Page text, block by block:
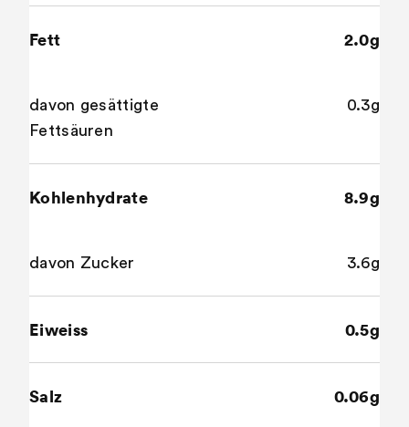
Fett 2.0g
davon gesättigte
Fettsäuren
0.3g
Kohlenhydrate 8.9g
davon Zucker 3.6g
Eiweiss 0.5g
Salz 0.06g